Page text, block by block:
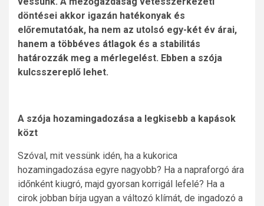
döntései akkor igazán hatékonyak és
előremutatóak, ha nem az utolsó egy-két év árai,
hanem a többéves átlagok és a stabilitás
határozzák meg a mérlegelést. Ebben a szója
kulcsszereplő lehet.
A szója hozamingadozása a legkisebb a kapások
közt
Szóval, mit vessünk idén, ha a kukorica
hozamingadozása egyre nagyobb? Ha a napraforgó ára
időnként kiugró, majd gyorsan korrigál lefelé? Ha a
cirok jobban bírja ugyan a változó klímát, de ingadozó a